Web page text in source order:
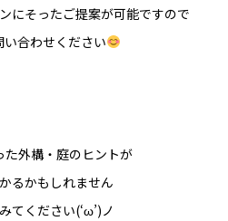
にそったご提案が可能ですので
い合わせください
た外構・庭のヒントが
るかもしれません
てください(‘ω’)ノ